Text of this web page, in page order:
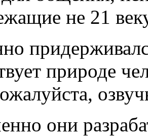
не 21
природе
они